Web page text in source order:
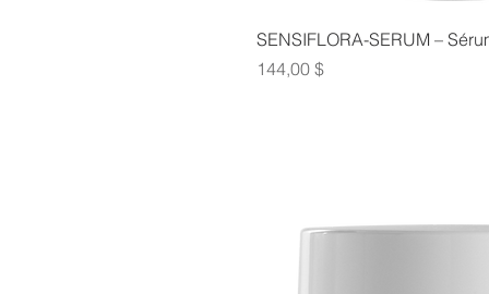
SENSIFLORA-SERUM –
Prix
144,00 $